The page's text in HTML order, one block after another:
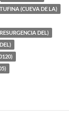
(CUEVA DE LA)
DEL)